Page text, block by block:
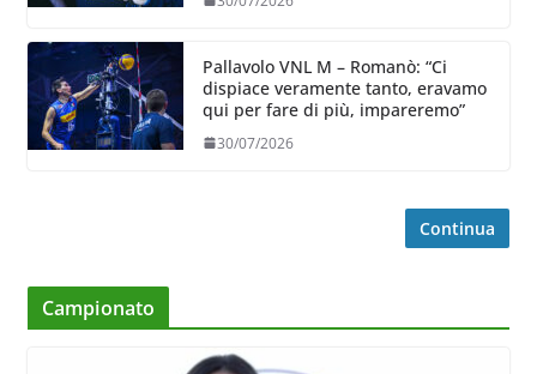
Pallavolo VNL M – Romanò: “Ci
dispiace veramente tanto, eravamo
qui per fare di più, impareremo”
30/07/2026
Continua
Campionato